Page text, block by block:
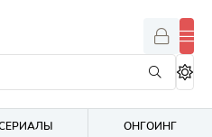
ОНГОИНГ